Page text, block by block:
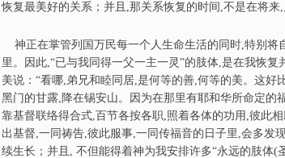
恢复最美好的关系；并且,那关系恢复的时间,不是在将来,
神正在掌管列国万民每一个人生命生活的同时,特别将
里。因此,“已与我同得一父一主一灵”的肢体,是在我恢
美说：“看哪,弟兄和睦同居,是何等的善,何等的美。这
黑门的甘露,降在锡安山。因为在那里有耶和华所命定的
靠基督联络得合式,百节各按各职,照着各体的功用,彼此
出基督,一同祷告,彼此服事,一同传福音的日子里,会多发
续生长；并且, 不但能得着神为我安排许多“永远的肢体(